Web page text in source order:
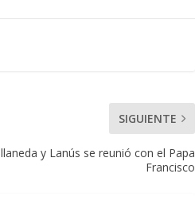
SIGUIENTE
y Lanús se reunió con el Papa
Francisco